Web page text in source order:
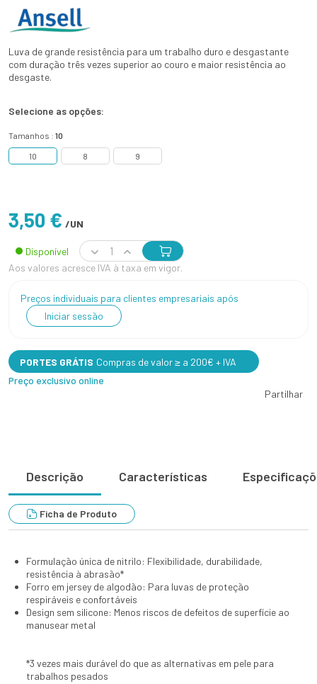
Luva de grande resistência para um trabalho duro e desgastante
com duração três vezes superior ao couro e maior resistência ao
desgaste.
Selecione as opções:
Tamanhos : 10
10 8 9
3,50 € /UN
Disponível
Aos valores acresce IVA à taxa em vigor.
Preços individuais para clientes empresariais após
Iniciar sessão
PORTES GRÁTIS Compras de valor ≥ a 200€ + IVA
Preço exclusivo online
Partilhar
Descrição Características
Ficha de Produto
Formulação única de nitrilo: Flexibilidade, durabilidade,
resistência à abrasão*
Forro em jersey de algodão: Para luvas de proteção
respiráveis e confortáveis
Design sem silicone: Menos riscos de defeitos de superfície ao
manusear metal
*3 vezes mais durável do que as alternativas em pele para
trabalhos pesados